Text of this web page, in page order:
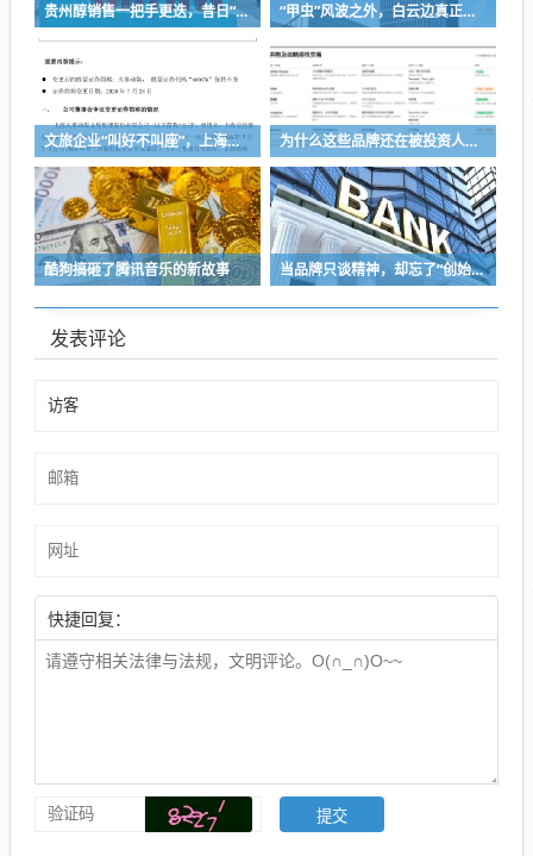
贵州醇销售一把手更迭，昔日“网红酒企”的气质变了 “甲虫”风波之外，白云边真正要面对的是什么？
文旅企业“叫好不叫座”，上海却把F1装进了上市公司 为什么这些品牌还在被投资人追捧
酷狗搞砸了腾讯音乐的新故事 当品牌只谈精神，却忘了“创始人思维”
发表评论
快捷回复：